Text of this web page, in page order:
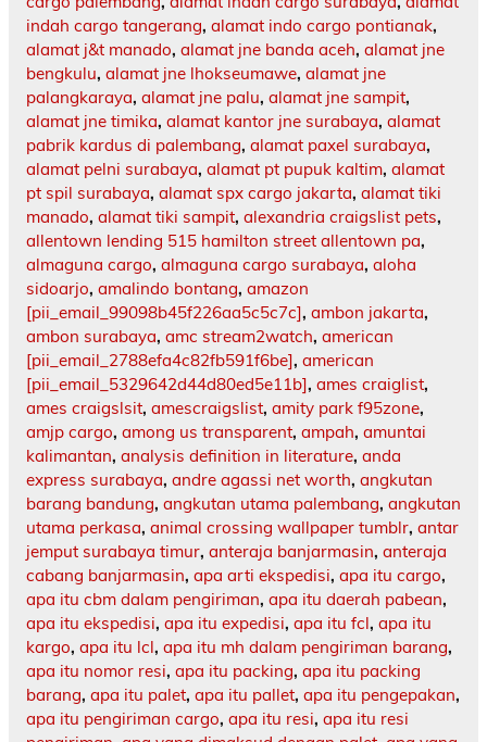
indah cargo tangerang, alamat indo cargo pontianak,
alamat j&t manado, alamat jne banda aceh, alamat jne
bengkulu, alamat jne lhokseumawe, alamat jne
palangkaraya, alamat jne palu, alamat jne sampit,
alamat jne timika, alamat kantor jne surabaya, alamat
pabrik kardus di palembang, alamat paxel surabaya,
alamat pelni surabaya, alamat pt pupuk kaltim, alamat
pt spil surabaya, alamat spx cargo jakarta, alamat tiki
manado, alamat tiki sampit, alexandria craigslist pets,
allentown lending 515 hamilton street allentown pa,
almaguna cargo, almaguna cargo surabaya, aloha
sidoarjo, amalindo bontang, amazon
[pii_email_99098b45f226aa5c5c7c], ambon jakarta,
ambon surabaya, amc stream2watch, american
[pii_email_2788efa4c82fb591f6be], american
[pii_email_5329642d44d80ed5e11b], ames craiglist,
ames craigslsit, amescraigslist, amity park f95zone,
amjp cargo, among us transparent, ampah, amuntai
kalimantan, analysis definition in literature, anda
express surabaya, andre agassi net worth, angkutan
barang bandung, angkutan utama palembang, angkutan
utama perkasa, animal crossing wallpaper tumblr, antar
jemput surabaya timur, anteraja banjarmasin, anteraja
cabang banjarmasin, apa arti ekspedisi, apa itu cargo,
apa itu cbm dalam pengiriman, apa itu daerah pabean,
apa itu ekspedisi, apa itu expedisi, apa itu fcl, apa itu
kargo, apa itu lcl, apa itu mh dalam pengiriman barang,
apa itu nomor resi, apa itu packing, apa itu packing
barang, apa itu palet, apa itu pallet, apa itu pengepakan,
apa itu pengiriman cargo, apa itu resi, apa itu resi